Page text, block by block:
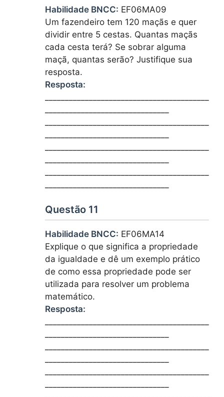
Habilidade BNCC: EF06MA09
Um fazendeiro tem 120 maçãs e quer
dividir entre 5 cestas. Quantas maçãs
cada cesta terá? Se sobrar alguma
maçã, quantas serão? Justifique sua
resposta.
Resposta:
Questão 11
Habilidade BNCC: EF06MA14
Explique o que significa a propriedade
da igualdade e dê um exemplo prático
de como essa propriedade pode ser
utilizada para resolver um problema
matemático.
Resposta: